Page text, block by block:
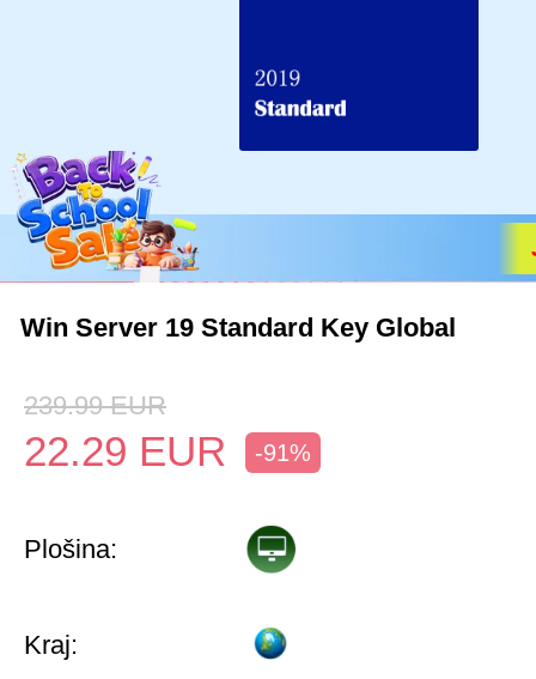
Win Server 19 Standard Key Global
239.99 EUR
22.29 EUR -91%
Plošina:
Kraj: